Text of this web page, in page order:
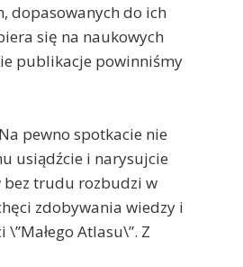
dopasowanych do ich
się na naukowych
publikacje powinniśmy
pewno spotkacie nie
usiądźcie i narysujcie
bez trudu rozbudzi w
zdobywania wiedzy i
Atlasu\”. Z